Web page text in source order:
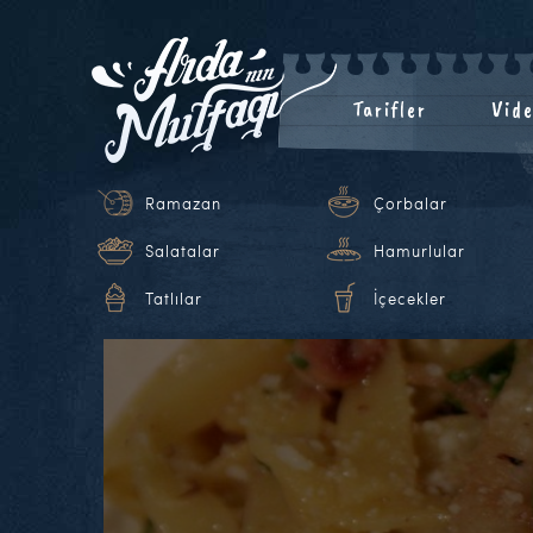
Tarifler
Ramazan Çorbalar
Salatalar Hamurlular
Tatlılar İçecekler